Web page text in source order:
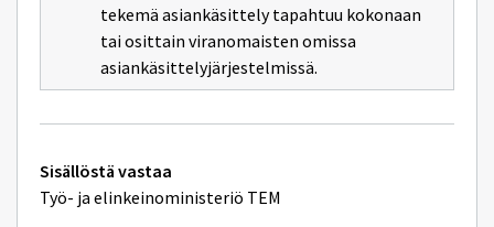
tekemä asiankäsittely tapahtuu kokonaan
tai osittain viranomaisten omissa
asiankäsittelyjärjestelmissä.
Tekniset
lisätiedot
Sisällöstä vastaa
Työ- ja elinkeinoministeriö TEM